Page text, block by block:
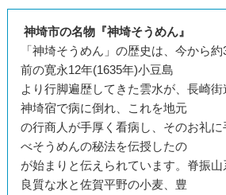
神埼市の名物『神埼そうめん』
「神埼そうめん」の歴史は、今から約
前の寛永12年(1635年)小豆島
より行脚遍歴してきた雲水が、長崎街
神埼宿で病に倒れ、これを地元
の行商人 が手厚く看病し、そのお礼に
べそうめんの秘法を伝授したの
が始まりと伝えられています。脊振山
良質な水と佐賀平野の小麦、豊